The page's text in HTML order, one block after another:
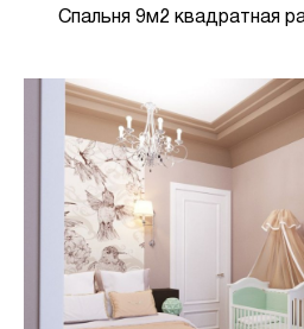
Спальня 9м2 квадратная